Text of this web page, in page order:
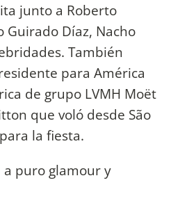
junto a Roberto
Guirado Díaz, Nacho
También
para América
de grupo LVMH Moët
que voló desde São
la fiesta.
puro glamour y